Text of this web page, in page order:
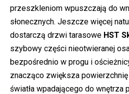
przeszkleniom wpuszczają do
słonecznych. Jeszcze więcej
dostarczą drzwi tarasowe HST
szybowy części nieotwieranej
bezpośrednio w progu i
znacząco zwiększa
światła wpadającego do wnętrza